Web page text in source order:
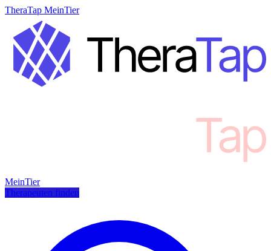
TheraTap MeinTier
MeinTier
Therapeuten finden